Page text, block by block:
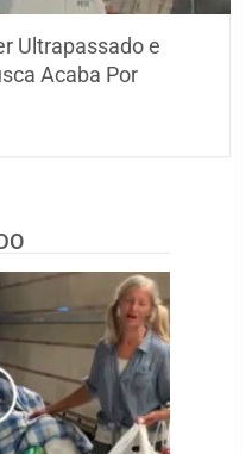
Ultrapassado e
Acaba Por